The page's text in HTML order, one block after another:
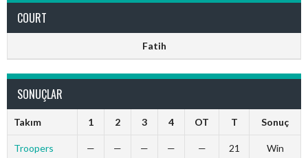
COURT
Fatih
SONUÇLAR
Takım 1 2 3 4 OT T Sonuç
Troopers — — — — — 21 Win